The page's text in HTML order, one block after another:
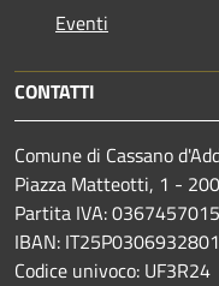
Eventi
CONTATTI
Comune di Cassano
Piazza Matteotti, 1 -
Partita IVA:
IBAN:
Codice univoco: UF3R24